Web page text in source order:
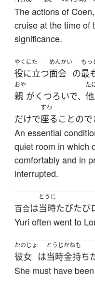
The actions of
cruise at the time of
significance.
やくにた
役に立つ
めんかい
面会 の
もっ
最
おや
親 がくつろいで、
た
だけで
すわ
座る ことので
An essential
quiet room in which
comfortably and in
interrupted.
百合は
とうじ
当時たびたび
Yuri often went to
かのじょ
彼女 は
とうじ
当時
かねも
金持ち
She must have